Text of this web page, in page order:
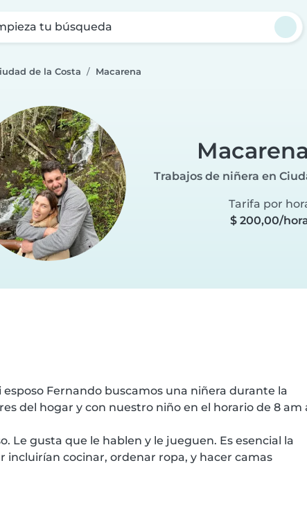
tu búsqueda
de la Costa Macarena
Macarena
Trabajos de niñera en
Tarifa por
$ 200,00/
esposo Fernando buscamos una niñera durante la
del hogar y con nuestro niño en el horario de 8 am
Le gusta que le hablen y le jueguen. Es esencial la
incluirían cocinar, ordenar ropa, y hacer camas